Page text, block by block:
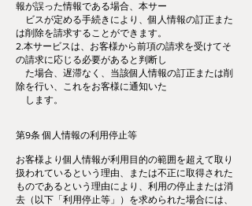
報が誤った情報である場合、本サー
ビスが定める手続きにより、個人情報の訂正また
は削除を請求することができます。
2.本サービスは、お客様から前項の請求を受けてそ
の請求に応じる必要があると判断し
た場合、遅滞なく、当該個人情報の訂正または削
除を行い、これをお客様に通知いた
します。
第9条 個人情報の利用停止等
お客様より個人情報が利用目的の範囲を超えて取り
扱われているという理由、または不正に取得された
ものであるという理由により、利用の停止または消
去（以下「利用停止等」）を求められた場合には、